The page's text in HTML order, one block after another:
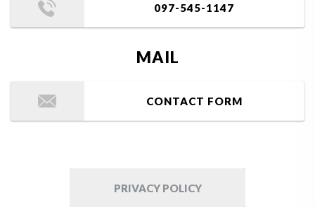
097-545-1147
MAIL
CONTACT FORM
PRIVACY POLICY